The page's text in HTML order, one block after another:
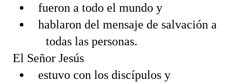
fueron a todo el mundo y
hablaron del mensaje de salvación a
todas las personas.
El Señor Jesús
estuvo con los discípulos y